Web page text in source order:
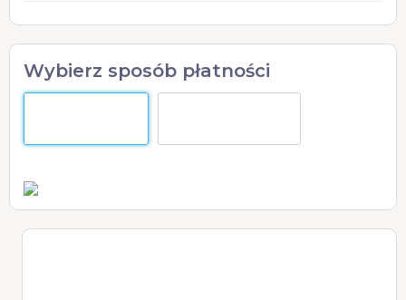
Wybierz sposób płatności